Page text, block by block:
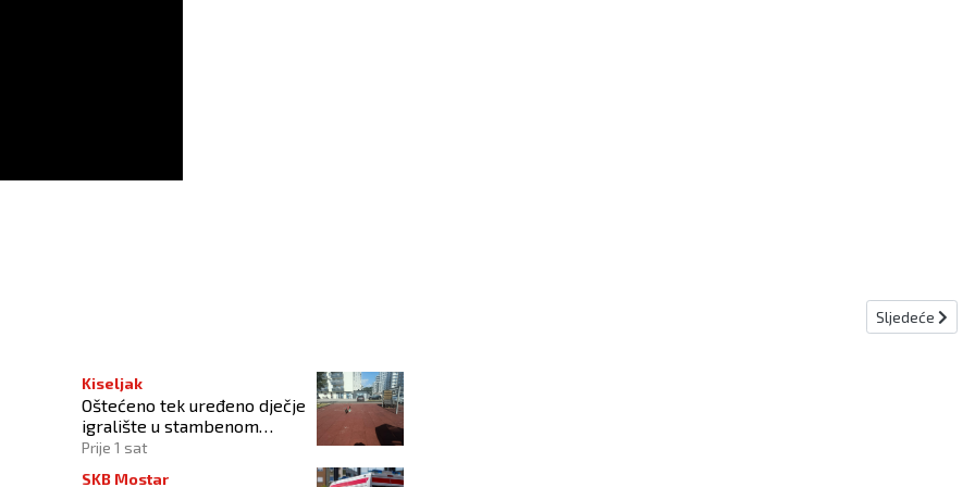
Sljedeći
Sljedeće
Kiseljak
Oštećeno tek uređeno dječje
igralište u stambenom
naselju
Prije 1 sat
SKB Mostar